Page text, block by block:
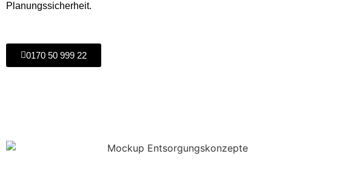
Planungssicherheit.
0170 50 999 22